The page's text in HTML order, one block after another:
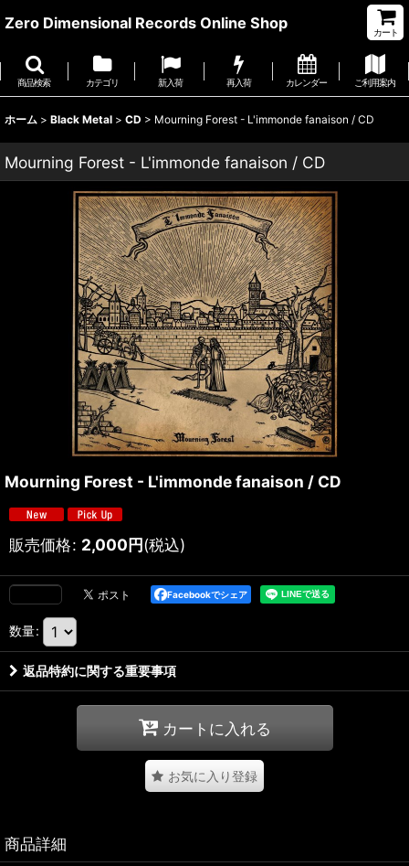
Zero Dimensional Records Online Shop
カート
商品検索 カテゴリ 新入荷 再入荷 カレンダー ご利用案内
ホーム > Black Metal > CD > Mourning Forest - L'immonde fanaison / CD
Mourning Forest - L'immonde fanaison / CD
Mourning Forest - L'immonde fanaison / CD
販売価格: 2,000円(税込)
Facebookでシェア
数量:
返品特約に関する重要事項
カートに入れる
お気に入り登録
商品詳細